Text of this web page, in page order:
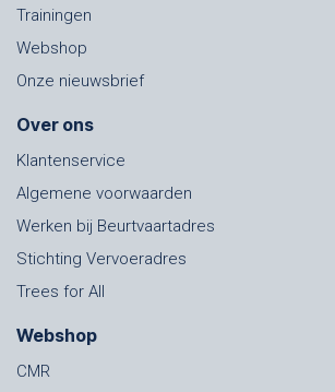
Trainingen
Webshop
Onze nieuwsbrief
Over ons
Klantenservice
Algemene voorwaarden
Werken bij Beurtvaartadres
Stichting Vervoeradres
Trees for All
Webshop
CMR